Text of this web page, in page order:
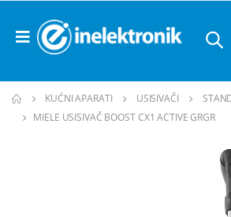
KUĆNI APARATI USISIVAČI
MIELE USISIVAČ BOOST CX1 ACTIVE GRGR